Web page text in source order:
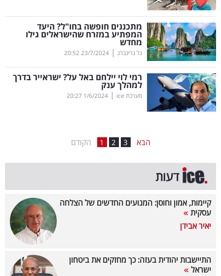
רכב
בריאות
תרבות
ופנאי
תיירות
המילון
הכלכלי
פודקאסט
40
מתכננים חופשה בחו"ל? היעד
המפתיע במזרח שהישראלים גילו
מחדש
גל גרינברג |
23/7/2024
20:52
רמי לוי יילחם באל על? ישראייר בדרך
למהלך ענק
מערכת ice |
1/6/2024
20:27
הקודם 1 2 3 הבא
דעות
קיימות, אמון וחוסן: המנועים החדשים של הצלחה
עסקית
יאיר אבידן
התיישבות יהודית בעזה: כך מחזקים את ביטחון
ישראל